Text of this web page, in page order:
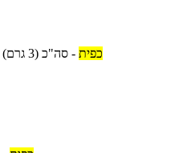
כפית - סה"כ (3 גרם)